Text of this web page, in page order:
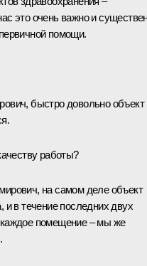
это очень важно и
помощи.
быстро довольно объект
работы?
на самом деле объект
и в течение последних двух
помещение – мы же